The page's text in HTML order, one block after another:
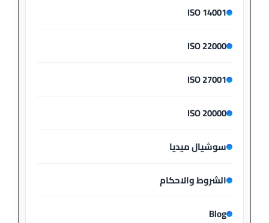
ISO 14001
ISO 22000
ISO 27001
ISO 20000
سوشيال ميديا
الشروط والاحكام
Blog